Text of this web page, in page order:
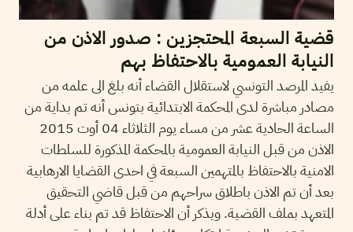
قضية السبعة المحتجزين : صدور الاذن من
النيابة العمومية بالاحتفاظ بهم
يفيد المرصد التونسي لاستقلال القضاء أنه بلغ الى علمه من
مصادر مباشرة لدى المحكمة الابتدائية بتونس أنه تم بداية من
الساعة الحادية عشر من مساء يوم الثلاثاء 04 أوت 2015
الاذن من قبل النيابة العمومية بالمحكمة المذكورة للسلطات
الامنية بالاحتفاظ بالمتهمين السبعة في احدى القضايا الارهابية
بعد أن تم الاذن باطلاق سراحهم من قبل قاضي التحقيق
المتعهد بملف القضية. ويذكر أن الاحتفاظ قد تم بناء على أدلة